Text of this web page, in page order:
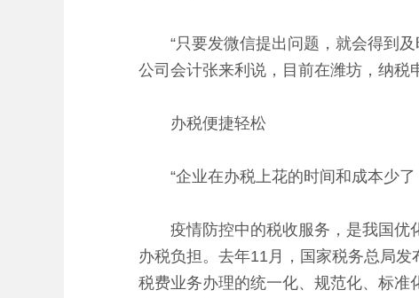
“只要发微信提出问题，就会得到及
公司会计张来利说，目前在潍坊，纳税
办税便捷轻松
“企业在办税上花的时间和成本少了
疫情防控中的税收服务，是我国优化
办税负担。去年11月，国家税务总局
税费业务办理的统一化、规范化、标准